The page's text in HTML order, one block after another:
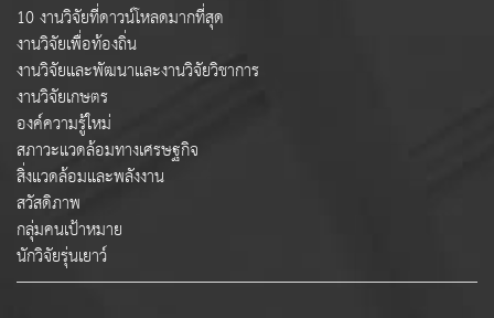
10 งานวิจัยที่ดาวน์โหลดมากที่สุด
งานวิจัยเพื่อท้องถิ่น
งานวิจัยและพัฒนาและงานวิจัยวิชาการ
งานวิจัยเกษตร
องค์ความรู้ใหม่
สภาวะแวดล้อมทางเศรษฐกิจ
สิ่งแวดล้อมและพลังงาน
สวัสดิภาพ
กลุ่มคนเป้าหมาย
นักวิจัยรุ่นเยาว์